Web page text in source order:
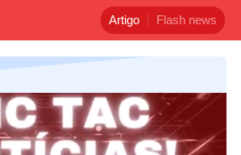
Artigo Flash news